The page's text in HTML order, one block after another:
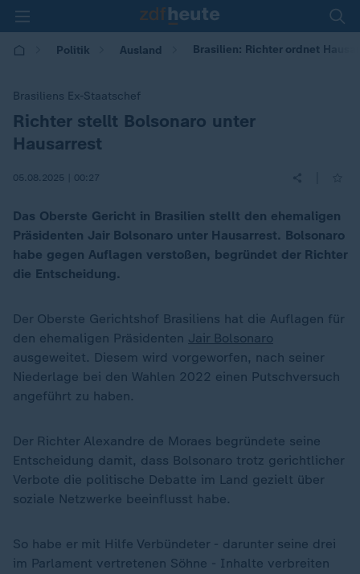
Politik Ausland Brasilien: Richter ordnet
Brasiliens Ex-Staatschef
:Richter stellt Bolsonaro unter
Hausarrest
05.08.2025 | 00:27
Das Oberste Gericht in Brasilien stellt den ehemaligen
Präsidenten Jair Bolsonaro unter Hausarrest. Bolsonaro
habe gegen Auflagen verstoßen, begründet der Richter
die Entscheidung.
Der Oberste Gerichtshof Brasiliens hat die Auflagen für
den ehemaligen Präsidenten Jair Bolsonaro
ausgeweitet. Diesem wird vorgeworfen, nach seiner
Niederlage bei den Wahlen 2022 einen Putschversuch
angeführt zu haben.
Der Richter Alexandre de Moraes begründete seine
Entscheidung damit, dass Bolsonaro trotz gerichtlicher
Verbote die politische Debatte im Land gezielt über
soziale Netzwerke beeinflusst habe.
So habe er mit Hilfe Verbündeter - darunter seine drei
im Parlament vertretenen Söhne - Inhalte verbreiten